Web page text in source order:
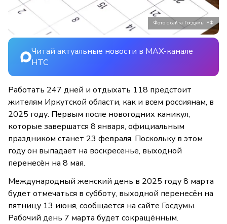
Фото с сайта Госдумы РФ
Читай актуальные новости в MAX-канале
НТС
Работать 247 дней и отдыхать 118 предстоит
жителям Иркутской области, как и всем россиянам, в
2025 году. Первым после новогодних каникул,
которые завершатся 8 января, официальным
праздником станет 23 февраля. Поскольку в этом
году он выпадает на воскресенье, выходной
перенесён на 8 мая.
Международный женский день в 2025 году 8 марта
будет отмечаться в субботу, выходной перенесён на
пятницу 13 июня, сообщается на сайте Госдумы.
Рабочий день 7 марта будет сокращённым.